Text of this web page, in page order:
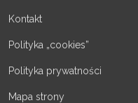
Kontakt
Polityka „cookies”
Polityka prywatności
Mapa strony